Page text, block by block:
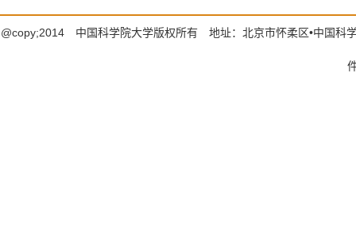
@copy;2014 中国科学院大学版权所有 地址：北京市怀柔区•中国